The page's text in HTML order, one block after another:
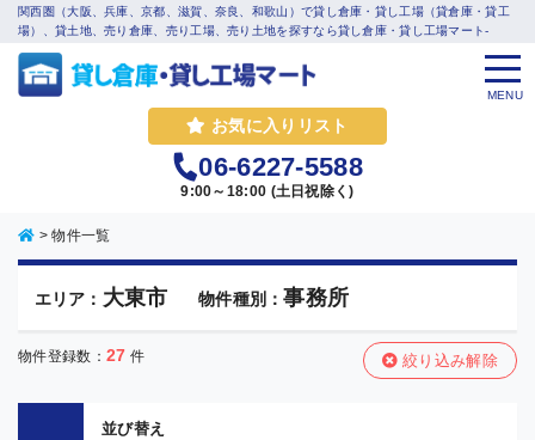
関西圏（大阪、兵庫、京都、滋賀、奈良、和歌山）で貸し倉庫・貸し工場（貸倉庫・貸工
場）、貸土地、売り倉庫、売り工場、売り土地を探すなら貸し倉庫・貸し工場マート-
お気に入りリスト
06-6227-5588
9:00～18:00 (土日祝除く)
MENU
>物件一覧
エリア： 大東市 物件種別：事務所
物件登録数： 27 件 絞り込み解除
並び替え